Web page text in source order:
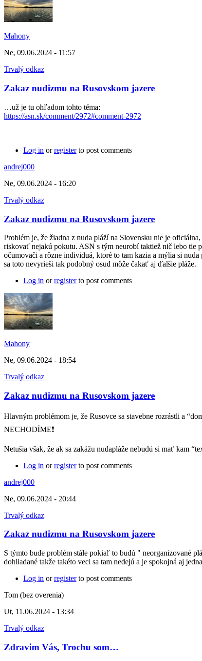
Mahony
Ne, 09.06.2024 - 11:57
Trvalý odkaz
Zakaz nudizmu na Rusovskom jazere
…už je tu ohľadom tohto téma:
https://asn.sk/comment/2972#comment-2972
Log in orregisterto post comments
andrej000
Ne, 09.06.2024 - 16:20
Trvalý odkaz
Zakaz nudizmu na Rusovskom jazere
Problém je, že žiadna z nuda pláží na Slovensku nie je
riskovať nejakú pokutu. ASN s tým neurobí taktiež nič lebo tie
očumovači a rôzne individuá, ktoré to tam kazia a mýlia si
sa toto nevyrieši tak podobný osud môže čakať aj ďalšie pláže.
Log in orregisterto post comments
Mahony
Ne, 09.06.2024 - 18:54
Trvalý odkaz
Zakaz nudizmu na Rusovskom jazere
Hlavným problémom je, že Rusovce sa stavebne rozrástli a
NECHODÍME❗️
Netušia však, že ak sa zakážu nudapláže nebudú si mať kam
Log in orregisterto post comments
andrej000
Ne, 09.06.2024 - 20:44
Trvalý odkaz
Zakaz nudizmu na Rusovskom jazere
S týmto bude problém stále pokiaľ to budú " neorganizované
dohliadané takže takéto veci sa tam nedejú a je spokojná aj
Log in orregisterto post comments
Tom (bez overenia)
Ut, 11.06.2024 - 13:34
Trvalý odkaz
Zdravim Vás, Trochu som…